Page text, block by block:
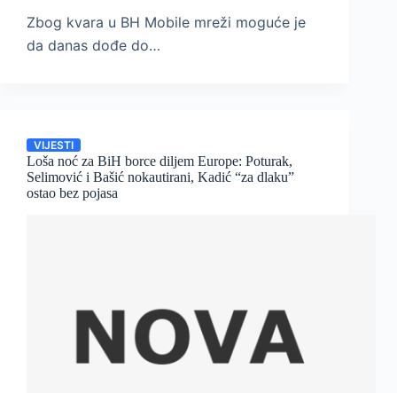
Zbog kvara u BH Mobile mreži moguće je
da danas dođe do…
VIJESTI
Loša noć za BiH borce diljem Europe: Poturak,
Selimović i Bašić nokautirani, Kadić “za dlaku”
ostao bez pojasa